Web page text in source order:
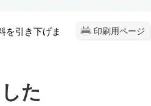
印刷用ページ
を引き下げま
た